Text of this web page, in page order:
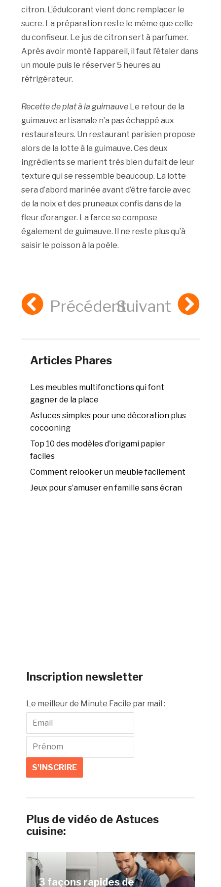
citron. L’édulcorant vient donc remplacer le
sucre. La préparation reste le même que celle
du confiseur. Le jus de citron sert à parfumer.
Après avoir monté l’appareil, il faut l’étaler dans
un moule puis le réserver 5 heures au
réfrigérateur.
Recette de plat à la guimauve Le retour de la
guimauve artisanale n’a pas échappé aux
restaurateurs. Un restaurant parisien propose
alors de la lotte à la guimauve. Ces deux
ingrédients se marient très bien du fait de leur
texture qui se ressemble beaucoup. La lotte
sera d’abord marinée avant d’être farcie avec
de la noix et des pruneaux confis dans de la
fleur d’oranger. La farce se compose
également de guimauve. Il ne reste plus qu’à
saisir le poisson à la poêle.
PrécédentSuivant
Articles Phares
Les meubles multifonctions qui font
gagner de la place
Astuces simples pour une décoration plus
cocooning
Top 10 des modèles d'origami papier
faciles
Comment relooker un meuble facilement
Jeux pour s’amuser en famille sans écran
Inscription newsletter
Le meilleur de Minute Facile par mail :
Plus de vidéo de Astuces
cuisine:
3 façons rapides de